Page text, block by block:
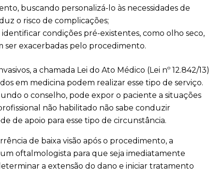
buscando personalizá-lo às necessidades de
o risco de complicações;
condições pré-existentes, como olho seco,
ser exacerbadas pelo procedimento.
a chamada Lei do Ato Médico (Lei nº 12.842/13)
em medicina podem realizar esse tipo de serviço.
o conselho, pode expor o paciente a situações
não habilitado não sabe conduzir
de apoio para esse tipo de circunstância.
de baixa visão após o procedimento, a
oftalmologista para que seja imediatamente
a extensão do dano e iniciar tratamento